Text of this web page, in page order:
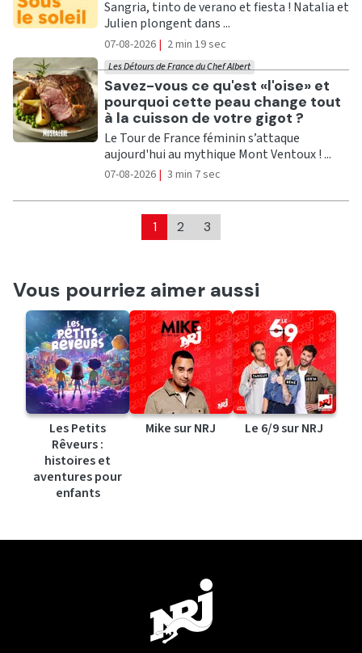
Sangria, tinto de verano et fiesta ! Natalia et
Julien plongent dans ...
07-08-2026 | 2 min 19 sec
Ecouter
Savez-vous ce qu'est «l'oise» et
pourquoi cette peau change tout
à la cuisson de votre gigot ?
Les Détours de France du Chef Albert
Le Tour de France féminin s’attaque
aujourd'hui au mythique Mont Ventoux ! ...
07-08-2026 | 3 min 7 sec
1 2 3
Vous pourriez aimer aussi
Les Petits
Rêveurs :
histoires et
aventures pour
enfants
Mike sur NRJ Le 6/9 sur NRJ